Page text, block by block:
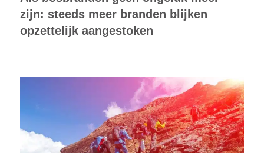
zijn: steeds meer branden blijken
opzettelijk aangestoken